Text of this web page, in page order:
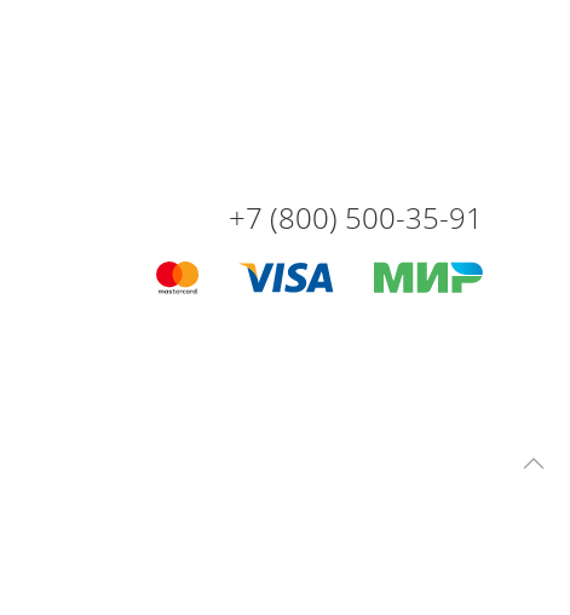
+7 (800) 500-35-91